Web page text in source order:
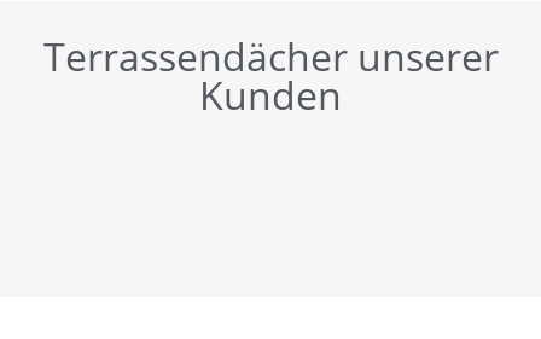
Terrassendächer unserer
Kunden